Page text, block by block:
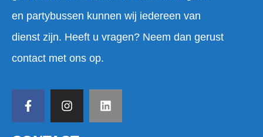
en partybussen kunnen wij iedereen van
dienst zijn. Heeft u vragen? Neem dan gerust
contact met ons op.